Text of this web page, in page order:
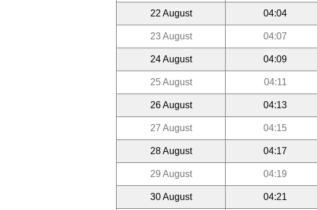
22 August 04:04
23 August 04:07
24 August 04:09
25 August 04:11
26 August 04:13
27 August 04:15
28 August 04:17
29 August 04:19
30 August 04:21